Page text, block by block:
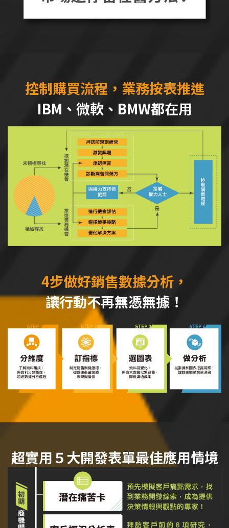
控制購買流程，業務按表推進
IBM、微軟、BMW都在用
4步做好銷售數據分析，
讓行動不再無憑無據！
超實用５大開發表單最佳應用情境